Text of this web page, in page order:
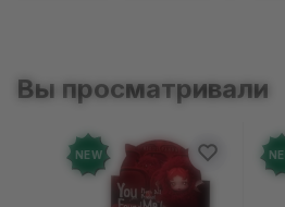
Вы просматривали
NEW